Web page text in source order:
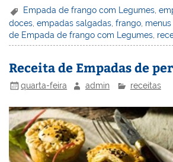
er
e
st
k
e
dI
n
c
e
b
o
o
k
itt
er
ai
l
h
o
o
M
ai
l
Empada de frango com Legumes ,
doces ,empadas salgadas ,frango
de Empada de frango com Legumes
Receita de Empadas de
quarta-feira admin receitas